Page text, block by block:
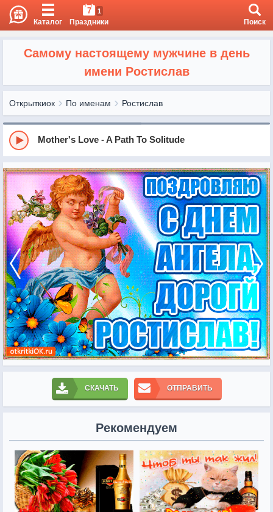
Каталог
7 1
Праздники Поиск
Самому настоящему мужчине в день
имени Ростислав
Открыткиок По именам Ростислав
Mother's Love - A Path To Solitude
СКАЧАТЬ ОТПРАВИТЬ
Рекомендуем